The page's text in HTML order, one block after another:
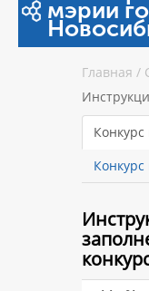
мэрии
Главная /
Конкурс